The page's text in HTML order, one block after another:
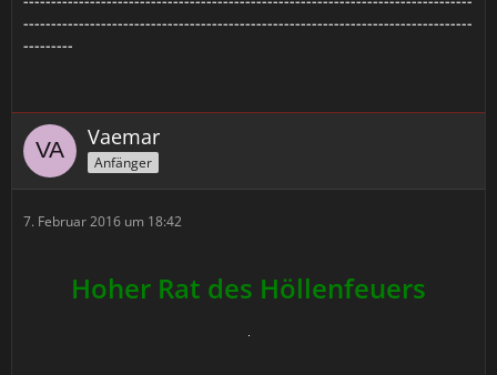
---------------------------------------------------------------------------------
---------
Vaemar
Anfänger
7. Februar 2016 um 18:42
Hoher Rat des Höllenfeuers